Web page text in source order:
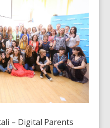
– Digital Parents